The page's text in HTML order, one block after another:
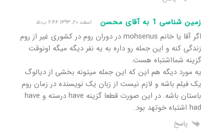
زمین شناسی 1 به آقای محسن اسفند ۲۰, ۱۳۹۳ ۲:۴۶ ب٫ظ
اگر آقا یا خانم mohsenus در دوران روم در کشوری غیر از روم
زندگی کنه و این جمله رو داره به یه نفر دیگه میگه اونوقت
گزینه شمااشتباه هست.
یه مورد دیگه هم این که این جمله میتونه بخشی از دیالوگ
یک فیلم باشه و لازم نیست از زبان یک نویسنده در زمان روم
باستان باشه. در این صورت قطعا گزینه have درسته و have
had اشتباه خوتهد بود.
پاسخ